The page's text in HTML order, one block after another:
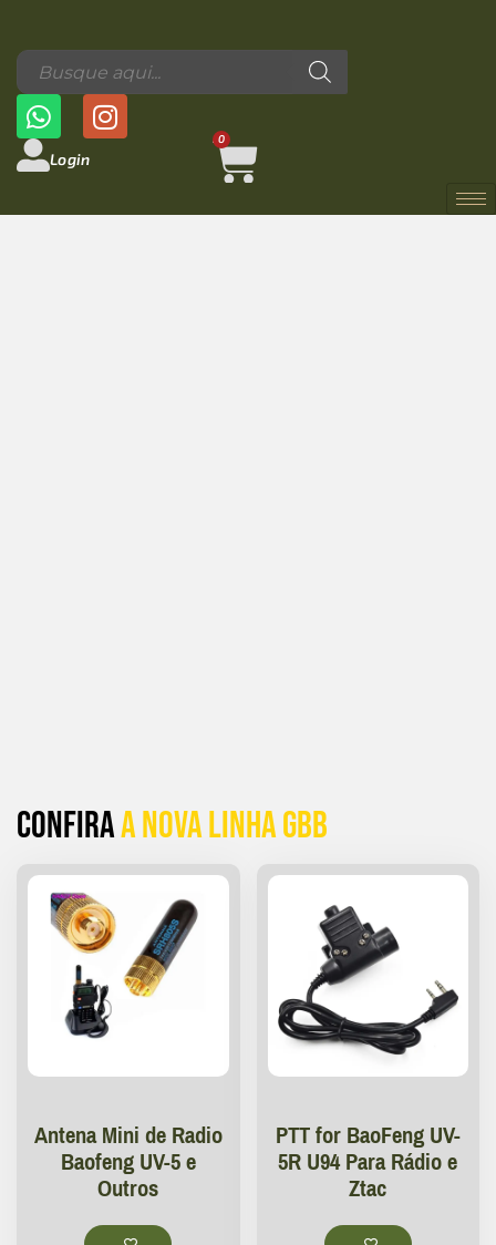
Login
0
Confiraa Nova linha GBB
Antena Mini de Radio
Baofeng UV-5 e
Outros
PTT for BaoFeng UV-
5R U94 Para Rádio e
Ztac